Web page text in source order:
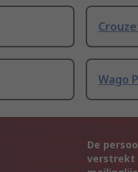
Wago
De
verstrekt